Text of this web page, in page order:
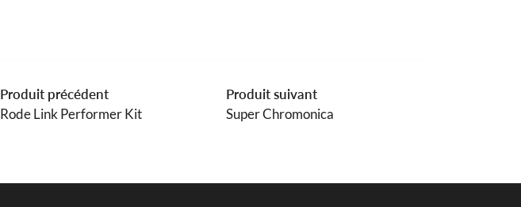
Produit précédent
Rode Link Performer Kit
Produit suivant
Super Chromonica